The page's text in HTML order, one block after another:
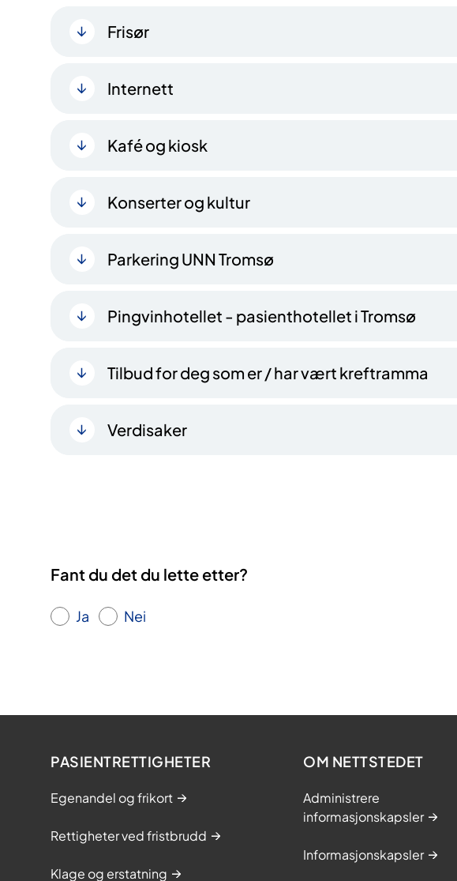
Frisør
Internett
Kafé og kiosk
Konserter og kultur
Parkering UNN Tromsø
Pingvinhotellet - pasienthotellet i Tromsø
Tilbud for deg som er / har vært kreftramma
Verdisaker
Fant du det du lette etter?
Ja Nei
PASIENTRETTIGHETER
Egenandel og frikort
Rettigheter ved fristbrudd
Klage og erstatning
OM NETTSTEDET
Administrere
informasjonskapsler
Informasjonskapsler